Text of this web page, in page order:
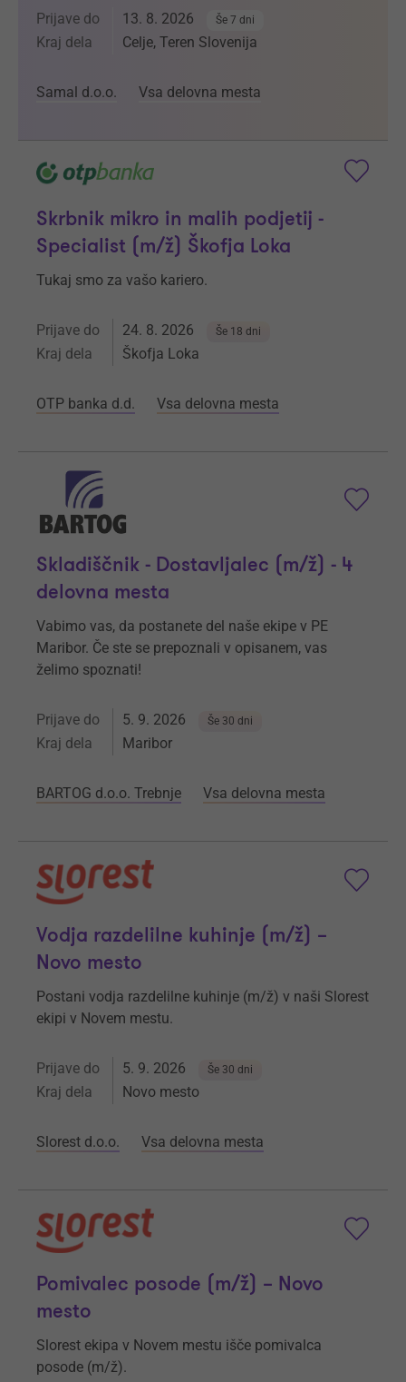
Prijave do 13. 8. 2026 Še 7 dni
Kraj dela Celje, Teren Slovenija
Samal d.o.o. Vsa delovna mesta
Skrbnik mikro in malih podjetij -
Specialist (m/ž) Škofja Loka
Tukaj smo za vašo kariero.
Prijave do 24. 8. 2026 Še 18 dni
Kraj dela Škofja Loka
OTP banka d.d. Vsa delovna mesta
Skladiščnik - Dostavljalec (m/ž) - 4
delovna mesta
Vabimo vas, da postanete del naše ekipe v PE
Maribor. Če ste se prepoznali v opisanem, vas
želimo spoznati!
Prijave do 5. 9. 2026 Še 30 dni
Kraj dela Maribor
BARTOG d.o.o. Trebnje Vsa delovna mesta
Vodja razdelilne kuhinje (m/ž) –
Novo mesto
Postani vodja razdelilne kuhinje (m/ž) v naši Slorest
ekipi v Novem mestu.
Prijave do 5. 9. 2026 Še 30 dni
Kraj dela Novo mesto
Slorest d.o.o. Vsa delovna mesta
Pomivalec posode (m/ž) – Novo
mesto
Slorest ekipa v Novem mestu išče pomivalca
posode (m/ž).